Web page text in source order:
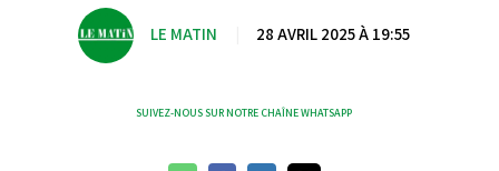
LE MATIN 28 AVRIL 2025 À 19:55
SUIVEZ-NOUS SUR NOTRE CHAÎNE WHATSAPP